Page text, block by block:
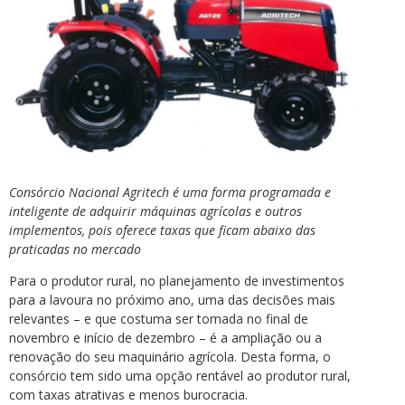
Consórcio Nacional Agritech é uma forma programada e
inteligente de adquirir máquinas agrícolas e outros
implementos, pois oferece taxas que ficam abaixo das
praticadas no mercado
Para o produtor rural, no planejamento de investimentos
para a lavoura no próximo ano, uma das decisões mais
relevantes – e que costuma ser tomada no final de
novembro e início de dezembro – é a ampliação ou a
renovação do seu maquinário agrícola. Desta forma, o
consórcio tem sido uma opção rentável ao produtor rural,
com taxas atrativas e menos burocracia.